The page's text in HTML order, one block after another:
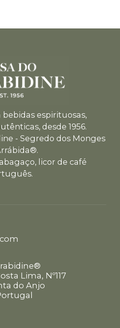
bebidas espirituosas,
desde 1956.
- Segredo dos Monges
licor de café
Lima, Nº117
do Anjo